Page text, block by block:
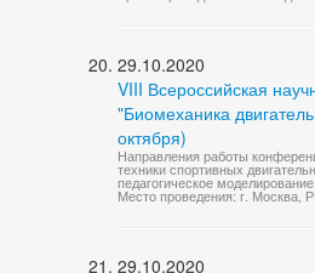
29.10.2020
VIII Всероссийская
"Биомеханика
октября)
Направления работы
техники спортивных
педагогическое
Место проведения: г. Москва,
29.10.2020